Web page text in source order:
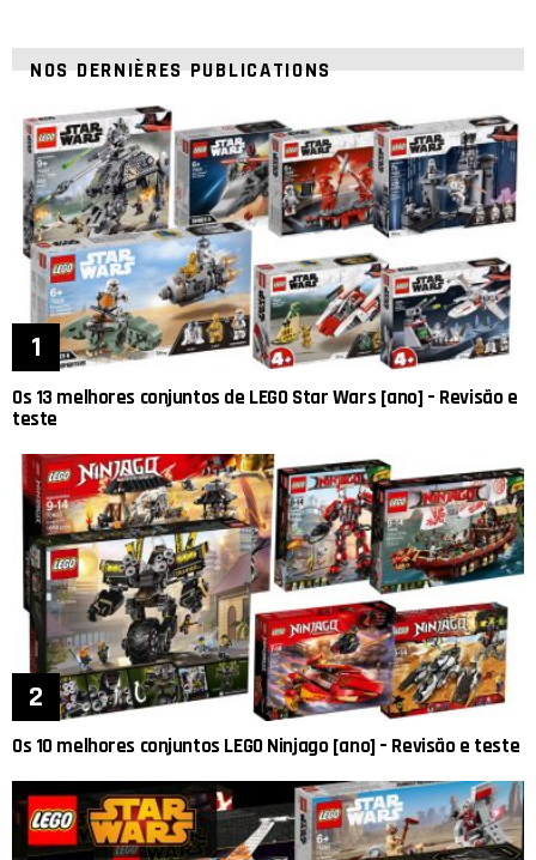
NOS DERNIÈRES PUBLICATIONS
Os 13 melhores conjuntos de LEGO Star Wars [ano] – Revisão e
teste
Os 10 melhores conjuntos LEGO Ninjago [ano] – Revisão e teste